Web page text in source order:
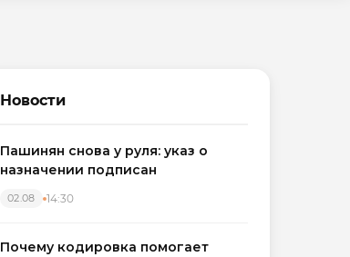
Новости
Пашинян снова у руля: указ о
назначении подписан
02.08 14:30
Почему кодировка помогает